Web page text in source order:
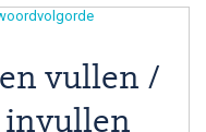
vullen /
invullen